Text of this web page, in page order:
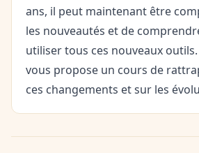
ans, il peut maintenant être
les nouveautés et de
utiliser tous ces nouveaux outils.
vous propose un cours de
ces changements et sur les